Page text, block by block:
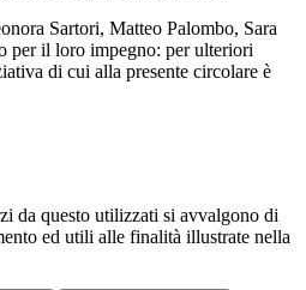
Sartori, Matteo Palombo, Sara
per il loro impegno: per ulteriori
di cui alla presente circolare è
da questo utilizzati si avvalgono di
ed utili alle finalità illustrate nella